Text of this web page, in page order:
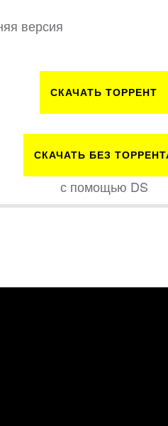
версия
СКАЧАТЬ ТОРРЕНТ
СКАЧАТЬ БЕЗ
с помощью DS